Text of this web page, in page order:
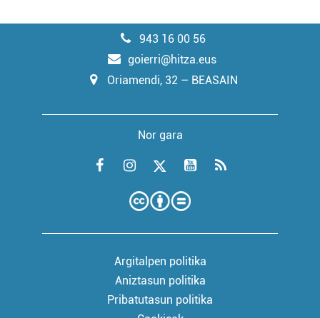
943 16 00 56
goierri@hitza.eus
Oriamendi, 32 – BEASAIN
Nor gara
Argitalpen politika
Aniztasun politika
Pribatutasun politika